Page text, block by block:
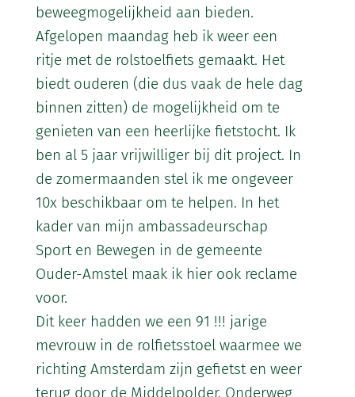
beweegmogelijkheid aan bieden.
Afgelopen maandag heb ik weer een
ritje met de rolstoelfiets gemaakt. Het
biedt ouderen (die dus vaak de hele dag
binnen zitten) de mogelijkheid om te
genieten van een heerlijke fietstocht. Ik
ben al 5 jaar vrijwilliger bij dit project. In
de zomermaanden stel ik me ongeveer
10x beschikbaar om te helpen. In het
kader van mijn ambassadeurschap
Sport en Bewegen in de gemeente
Ouder-Amstel maak ik hier ook reclame
voor.
Dit keer hadden we een 91 !!! jarige
mevrouw in de rolfietsstoel waarmee we
richting Amsterdam zijn gefietst en weer
terug door de Middelpolder. Onderweg